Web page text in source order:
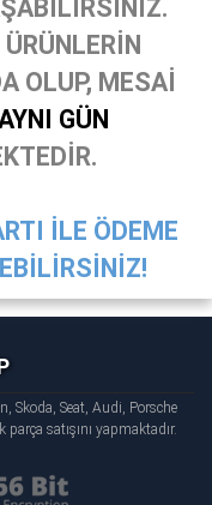
OLUP, MESAİ
GÜN
İLE ÖDEME
Skoda, Seat, Audi, Porsche
satışını yapmaktadır.